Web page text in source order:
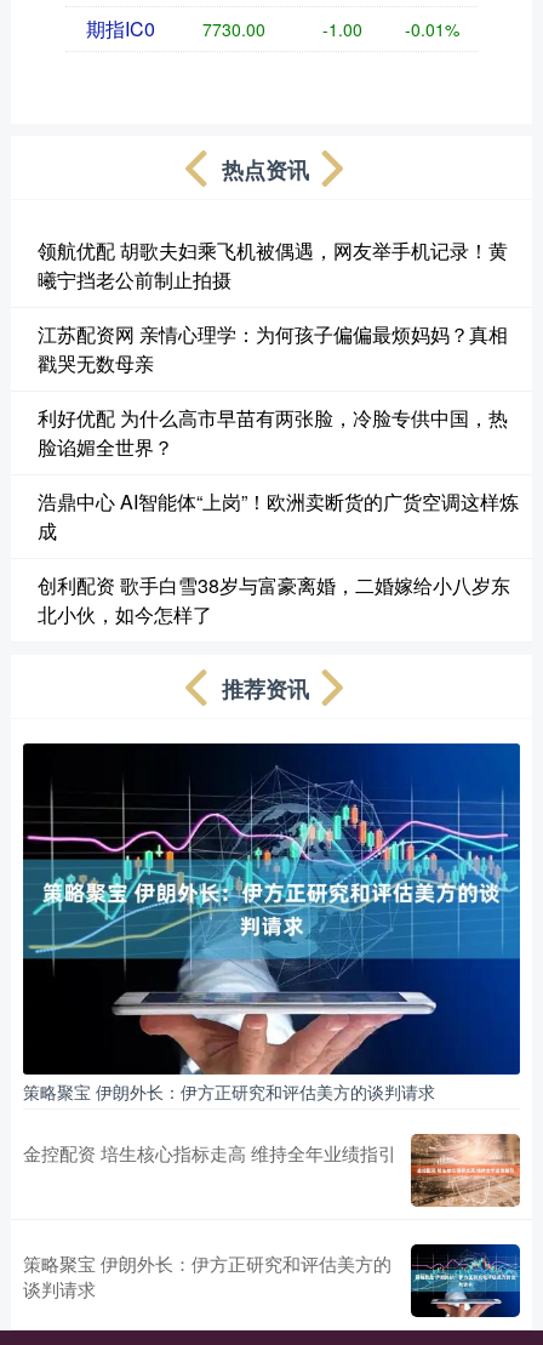
期指IC0 7730.00 -1.00 -0.01%
热点资讯
领航优配 胡歌夫妇乘飞机被偶遇，网友举手机记录！黄
曦宁挡老公前制止拍摄
江苏配资网 亲情心理学：为何孩子偏偏最烦妈妈？真相
戳哭无数母亲
利好优配 为什么高市早苗有两张脸，冷脸专供中国，热
脸谄媚全世界？
浩鼎中心 AI智能体“上岗”！欧洲卖断货的广货空调这样炼
成
创利配资 歌手白雪38岁与富豪离婚，二婚嫁给小八岁东
北小伙，如今怎样了
推荐资讯
策略聚宝 伊朗外长：伊方正研究和评估美方的谈判请求
金控配资 培生核心指标走高 维持全年业绩指引
策略聚宝 伊朗外长：伊方正研究和评估美方的
谈判请求